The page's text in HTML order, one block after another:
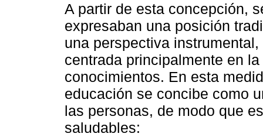
A partir de esta concepción,
expresaban una posición
una perspectiva
centrada principalmente en
conocimientos. En esta
educación se concibe como
las personas, de modo que
saludables: